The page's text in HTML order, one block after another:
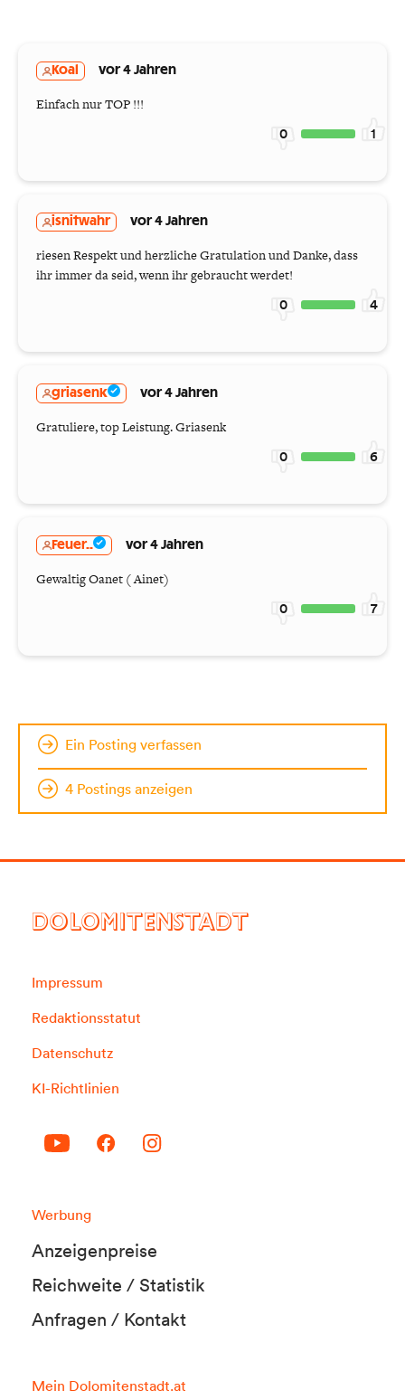
Koal vor 4 Jahren
Einfach nur TOP !!!
0 1
isnitwahr vor 4 Jahren
riesen Respekt und herzliche Gratulation und Danke, dass
ihr immer da seid, wenn ihr gebraucht werdet!
0 4
griasenk vor 4 Jahren
Gratuliere, top Leistung. Griasenk
0 6
Feuer.. vor 4 Jahren
Gewaltig Oanet ( Ainet)
0 7
Ein Posting verfassen
4 Postings anzeigen
DOLOMITENSTADT
Impressum
Redaktionsstatut
Datenschutz
KI-Richtlinien
Werbung
Anzeigenpreise
Reichweite / Statistik
Anfragen / Kontakt
Mein Dolomitenstadt.at